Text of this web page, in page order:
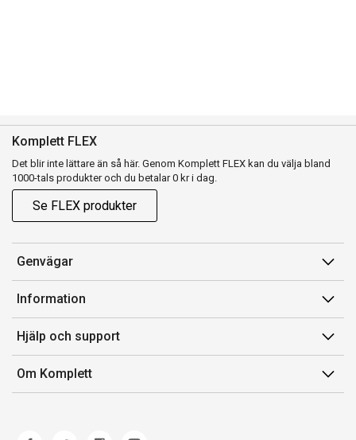
Komplett FLEX
Det blir inte lättare än så här. Genom Komplett FLEX kan du välja bland
1000-tals produkter och du betalar 0 kr i dag.
Se FLEX produkter
Genvägar
Konto
Orderhistorik
Presentkort
Komplett Club
Information
Försäljningsvillkor
Medlemsvillkor for Komplett Club
Lediga tjänster
Hjälp och support
Kontakta oss
Kundservice
Om Komplett